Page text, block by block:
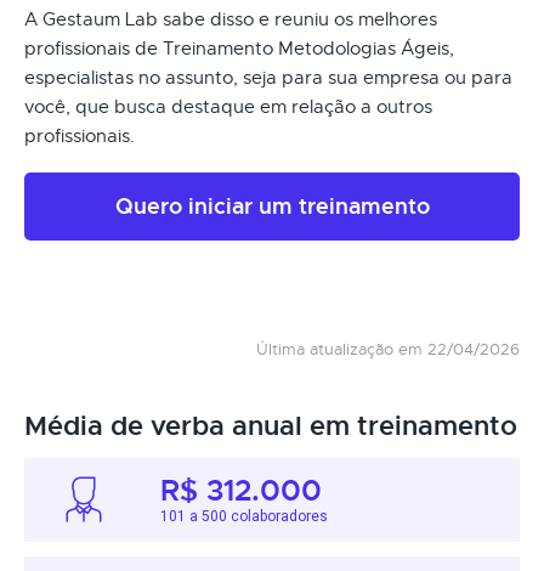
A Gestaum Lab sabe disso e reuniu os melhores
profissionais de Treinamento Metodologias Ágeis,
especialistas no assunto, seja para sua empresa ou para
você, que busca destaque em relação a outros
profissionais.
Quero iniciar um treinamento
Última atualização em 22/04/2026
Média de verba anual em treinamento
R$ 312.000
101 a 500 colaboradores